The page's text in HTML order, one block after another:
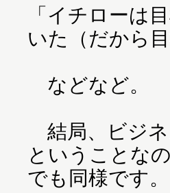
「イチローは
いた（だから
などなど。
結局、ビジネ
ということな
でも同様です。